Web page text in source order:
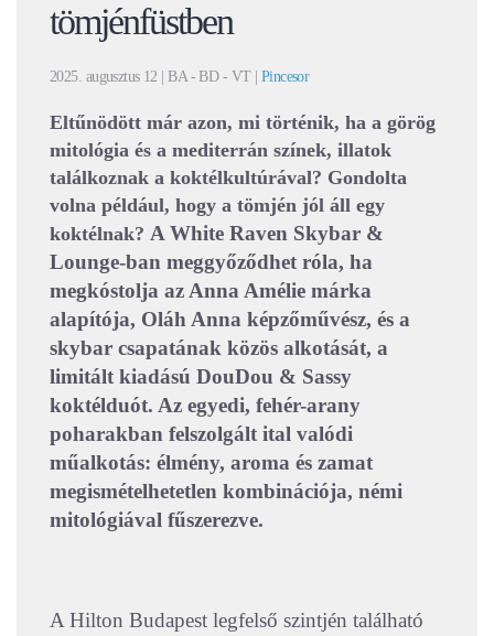
tömjénfüstben
2025. augusztus 12 | BA - BD - VT | Pincesor
Eltűnödött már azon, mi történik, ha a görög
mitológia és a mediterrán színek, illatok
találkoznak a koktélkultúrával? Gondolta
volna például, hogy a tömjén jól áll egy
koktélnak? A White Raven Skybar &
Lounge-ban meggyőződhet róla, ha
megkóstolja az Anna Amélie márka
alapítója, Oláh Anna képzőművész, és a
skybar csapatának közös alkotását, a
limitált kiadású DouDou & Sassy
koktélduót. Az egyedi, fehér-arany
poharakban felszolgált ital valódi
műalkotás: élmény, aroma és zamat
megismételhetetlen kombinációja, némi
mitológiával fűszerezve.
A Hilton Budapest legfelső szintjén található